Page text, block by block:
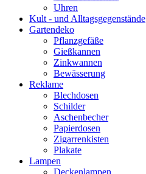
Uhren
Kult - und Alltagsgegenstände
Gartendeko
Pflanzgefäße
Gießkannen
Zinkwannen
Bewässerung
Reklame
Blechdosen
Schilder
Aschenbecher
Papierdosen
Zigarrenkisten
Plakate
Lampen
Deckenlampen